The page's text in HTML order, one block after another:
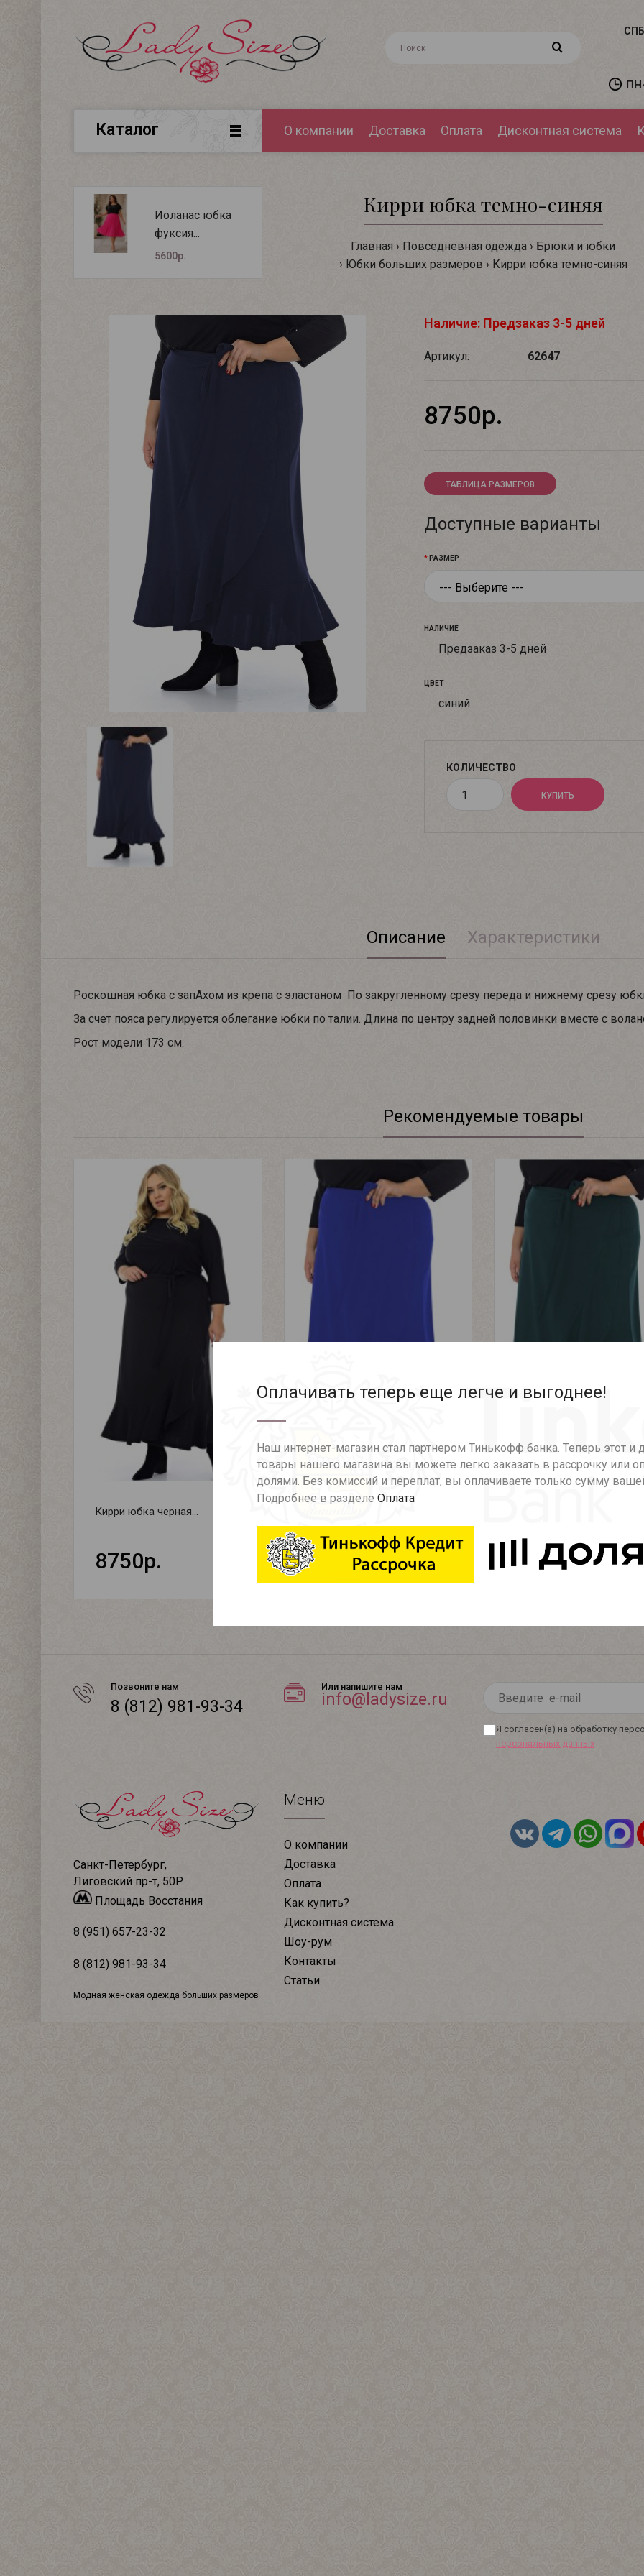
Оплачивать теперь еще легче и выгоднее!
Наш интернет-магазин стал партнером Тинькофф банка. Теперь этот и
товары нашего магазина вы можете легко заказать в рассрочку или
долями. Без комиссий и переплат, вы оплачиваете только сумму
Подробнее в разделе Оплата
Каталог О компании Доставка Оплата Дисконтная система
Иоланас юбка
фуксия...
5600р.
Кирри юбка темно-синяя
Главная Повседневная одежда
Брюки и юбки
Юбки больших размеров
Кирри юбка темно-синяя
Наличие: Предзаказ 3-5 дней
Артикул: 62647
8750р.
ТАБЛИЦА РАЗМЕРОВ
Доступные варианты
РАЗМЕР
НАЛИЧИЕ
Предзаказ 3-5 дней
ЦВЕТ
синий
КОЛИЧЕСТВО
Описание Характеристики
Роскошная юбка с запАхом из крепа с эластаном По закругленному срезу переда и нижнему срезу
За счет пояса регулируется облегание юбки по талии. Длина по центру задней половинки вместе с
Рост модели 173 см.
Рекомендуемые товары
Кирри юбка черная...
8750р. 8750р. 8750р.
Позвоните нам
8 (812) 981-93-34
Или напишите нам
info@ladysize.ru
Я согласен(а) на обработку
персональных данных
Санкт-Петербург,
Лиговский пр-т, 50Р
Площадь Восстания
8 (951) 657-23-32
8 (812) 981-93-34
Модная женская одежда больших размеров
Меню
О компании
Доставка
Оплата
Как купить?
Дисконтная система
Шоу-рум
Контакты
Статьи